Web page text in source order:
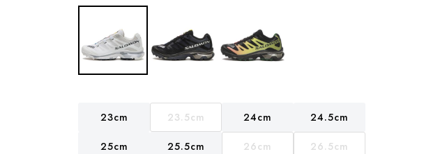
23cm 23.5cm 24cm 24.5cm
25cm 25.5cm 26cm 26.5cm